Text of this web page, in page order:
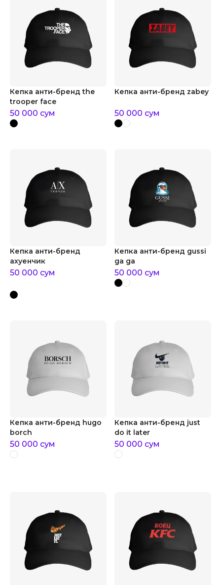
Кепка анти-бренд the
trooper face
50 000 сум
Кепка анти-бренд zabey
50 000 сум
Кепка анти-бренд
ахуенчик
50 000 сум
Кепка анти-бренд gussi
ga ga
50 000 сум
Кепка анти-бренд hugo
borch
50 000 сум
Кепка анти-бренд just
do it later
50 000 сум